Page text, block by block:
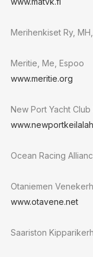
Merihenkiset Ry,
Meritie, Me, Espoo
www.meritie.org
New Port Yacht Club
Ocean Racing
Otaniemen
www.otavene.net
Saariston